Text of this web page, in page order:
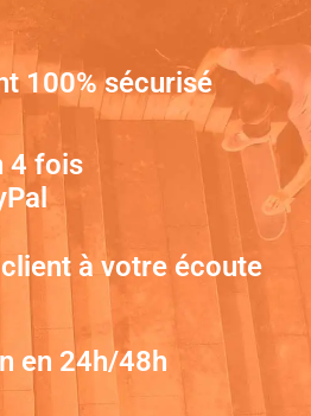
100% sécurisé
4 fois
à votre écoute
en 24h/48h